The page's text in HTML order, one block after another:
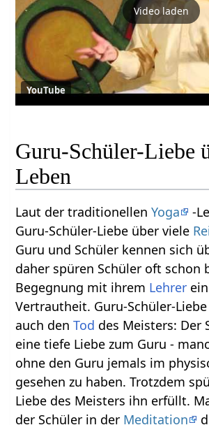
Video laden
YouTube
Guru-Schüler-Liebe
Leben
Laut der traditionellenYoga
-
Guru-Schüler-Liebe über viele
Guru und Schüler kennen sich
daher spüren Schüler oft schon
Begegnung mit ihrem Lehrer
Vertrautheit. Guru-Schüler-
auch denTod des Meisters: Der
eine tiefe Liebe zum Guru -
ohne den Guru jemals im
gesehen zu haben. Trotzdem
Liebe des Meisters ihn erfüllt.
der Schüler in der Meditation